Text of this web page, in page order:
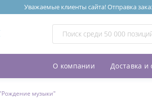
Уважаемые клиенты сайта! Отправка
О компании Доставка и
музыки"